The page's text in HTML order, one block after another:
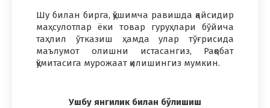
Шу билан бирга, қўшимча равишда қайсидир
маҳсулотлар ёки товар гуруҳлари бўйича
таҳлил ўтказиш ҳамда улар тўғрисида
маълумот олишни истасангиз, Рақобат
қўмитасига мурожаат қилишингиз мумкин.
Ушбу янгилик билан бўлишиш